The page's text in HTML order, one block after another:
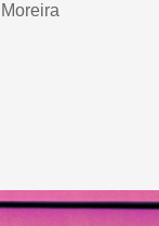
Moreira